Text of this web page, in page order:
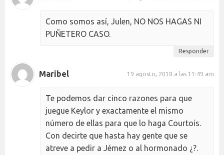
Como somos así, Julen, NO NOS HAGAS NI
PUÑETERO CASO.
Responder
Maribel 19 agosto, 2018 a las 11:49 am
Te podemos dar cinco razones para que
juegue Keylor y exactamente el mismo
número de ellas para que lo haga Courtois.
Con decirte que hasta hay gente que se
atreve a pedir a Jémez o al hormonado ¿?.